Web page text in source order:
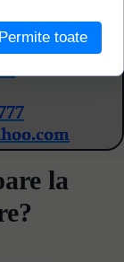
la
Permite toate